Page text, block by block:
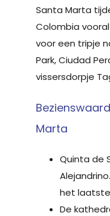
Santa Marta
Colombia
voor een tripje
Park, Ciudad
vissersdorpje
Marta
Quinta de
het laatste
De